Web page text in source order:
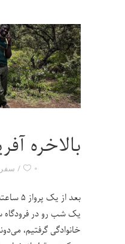
بالاخره
سفر ۰
بعد از
یک شب رو در فرودگاه
خانوادگی گرفتیم،